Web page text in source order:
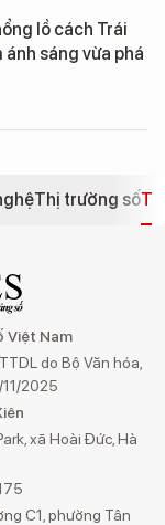
lồ cách Trái
sáng vừa phá
Thị trường số
Việt Nam
do Bộ Văn hóa,
2025
xã Hoài Đức, Hà
C1, phường Tân